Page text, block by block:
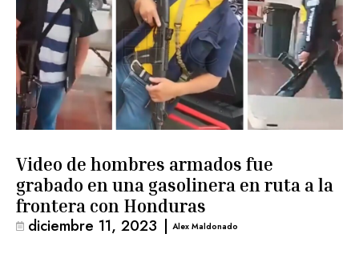
Video de hombres armados fue
grabado en una gasolinera en ruta a la
frontera con Honduras
diciembre 11, 2023 | Alex Maldonado